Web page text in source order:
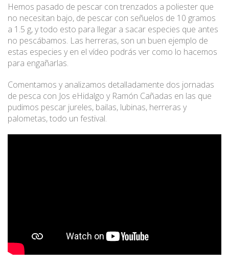
Hemos pasado de pescar con trenzados a poliester que
no necesitan bajo, de pescar con señuelos de 10 gramos
a 1.5 g, y todo esto para llegar a sacar especies que antes
no pescábamos. Las herreras, son un buen ejemplo de
estas especies y en el vídeo podrás ver como lo hacemos
para engañarlas.
Comentamos y analizamos detalladamente dos jornadas
de pesca con Jos eHidalgo y Ramón Cañadas en las que
pudimos pescar jureles, bailas, lubinas, herreras y
palometas, todo un festival.